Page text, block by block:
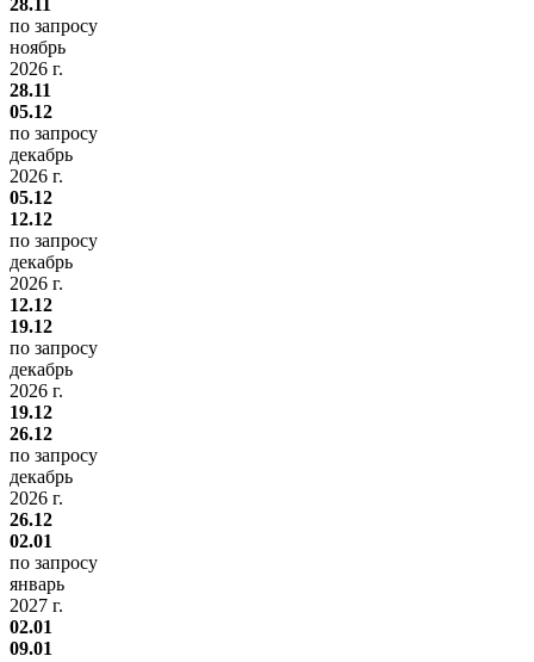
28.11
по запросу
ноябрь
2026 г.
28.11
05.12
по запросу
декабрь
2026 г.
05.12
12.12
по запросу
декабрь
2026 г.
12.12
19.12
по запросу
декабрь
2026 г.
19.12
26.12
по запросу
декабрь
2026 г.
26.12
02.01
по запросу
январь
2027 г.
02.01
09.01